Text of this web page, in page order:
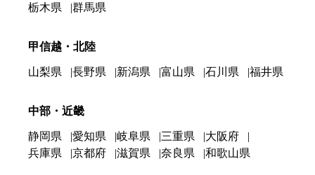
栃木県
群馬県
甲信越・北陸
山梨県 長野県 新潟県 富山県 石川県 福井県
中部・近畿
静岡県 愛知県 岐阜県 三重県
大阪府
兵庫県
京都府 滋賀県 奈良県 和歌山県